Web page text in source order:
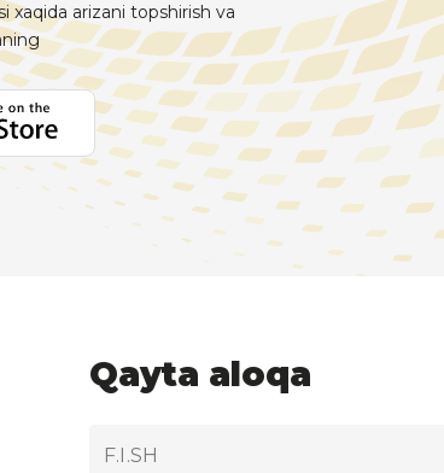
xaqida arizani topshirish va
Qayta aloqa